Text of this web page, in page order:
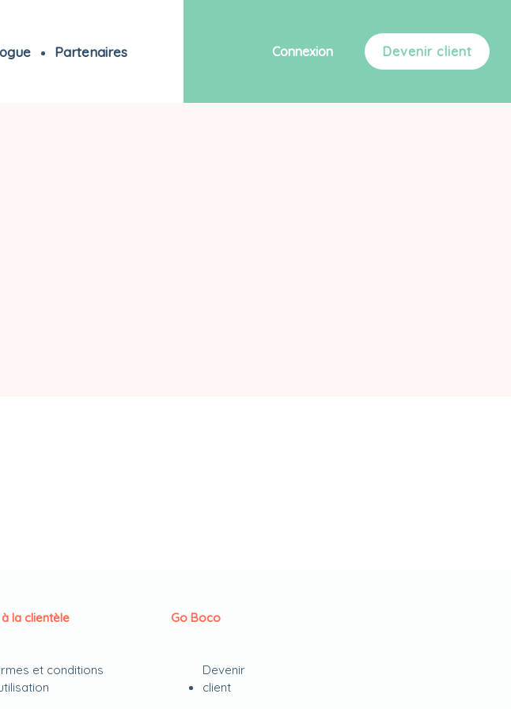
Partenaires Connexion Devenir client
la clientèle
et conditions
Go Boco
Devenir
client